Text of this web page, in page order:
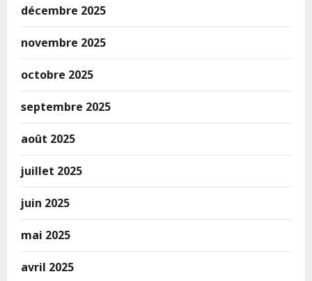
décembre 2025
novembre 2025
octobre 2025
septembre 2025
août 2025
juillet 2025
juin 2025
mai 2025
avril 2025